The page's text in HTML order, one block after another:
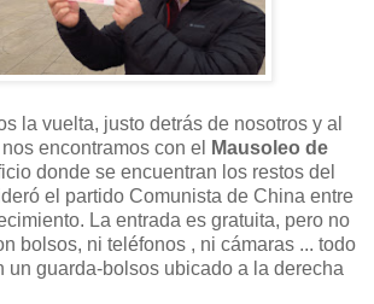
la vuelta, justo detrás de nosotros y al
encontramos con el
Mausoleo de
donde se encuentran los restos del
el partido Comunista de China entre
La entrada es gratuita, pero no
bolsos, ni teléfonos , ni cámaras ... todo
un guarda-bolsos ubicado a la derecha